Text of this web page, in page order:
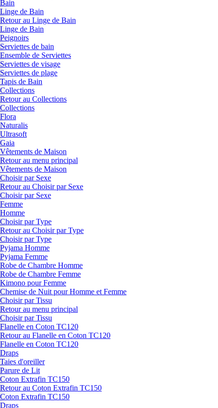
Bain
Linge de Bain
Retour au Linge de Bain
Linge de Bain
Peignoirs
Serviettes de bain
Ensemble de Serviettes
Serviettes de visage
Serviettes de plage
Tapis de Bain
Collections
Retour au Collections
Collections
Flora
Naturalis
Ultrasoft
Gaia
Vêtements de Maison
Retour au menu principal
Vêtements de Maison
Choisir par Sexe
Retour au Choisir par Sexe
Choisir par Sexe
Femme
Homme
Choisir par Type
Retour au Choisir par Type
Choisir par Type
Pyjama Homme
Pyjama Femme
Robe de Chambre Homme
Robe de Chambre Femme
Kimono pour Femme
Chemise de Nuit pour Homme et Femme
Choisir par Tissu
Retour au menu principal
Choisir par Tissu
Flanelle en Coton TC120
Retour au Flanelle en Coton TC120
Flanelle en Coton TC120
Draps
Taies d'oreiller
Parure de Lit
Coton Extrafin TC150
Retour au Coton Extrafin TC150
Coton Extrafin TC150
Draps